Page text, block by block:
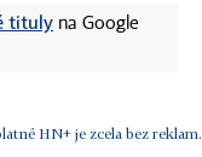
tituly na Google
HN+ je zcela bez reklam.